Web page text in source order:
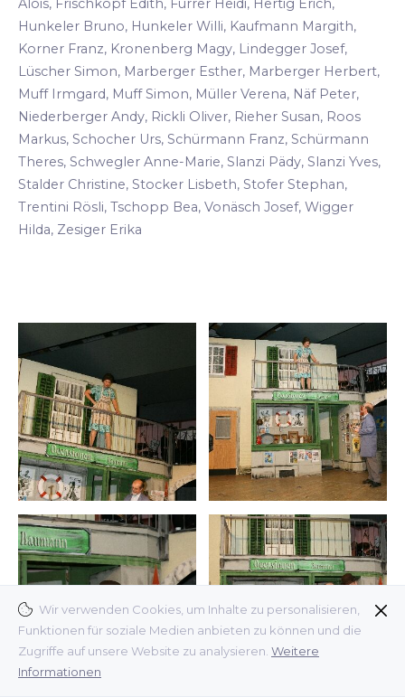
Wir verwenden Cookies, um Inhalte zu personalisieren,
Funktionen für soziale Medien anbieten zu können und die
Zugriffe auf unsere Website zu analysieren. Weitere
Informationen
Alois, Frischkopf Edith, Furrer Heidi, Hertig Erich,
Hunkeler Bruno, Hunkeler Willi, Kaufmann Margith,
Korner Franz, Kronenberg Magy, Lindegger Josef,
Lüscher Simon, Marberger Esther, Marberger Herbert,
Muff Irmgard, Muff Simon, Müller Verena, Näf Peter,
Niederberger Andy, Rickli Oliver, Rieher Susan, Roos
Markus, Schocher Urs, Schürmann Franz, Schürmann
Theres, Schwegler Anne-Marie, Slanzi Pädy, Slanzi Yves,
Stalder Christine, Stocker Lisbeth, Stofer Stephan,
Trentini Rösli, Tschopp Bea, Vonäsch Josef, Wigger
Hilda, Zesiger Erika